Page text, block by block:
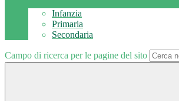
Infanzia
Primaria
Secondaria
Campo di ricerca per le pagine del sito